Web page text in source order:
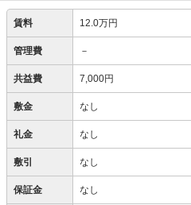
賃料 12.0万円
管理費 －
共益費 7,000円
敷金 なし
礼金 なし
敷引 なし
保証金 なし